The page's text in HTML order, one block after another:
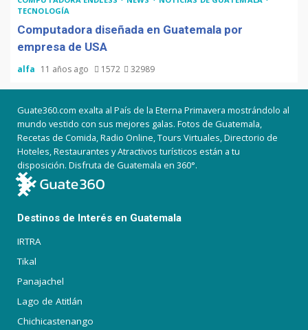
TECNOLOGÍA
Computadora diseñada en Guatemala por
empresa de USA
alfa 11 años ago 1572 32989
Guate360.com exalta al País de la Eterna Primavera mostrándolo al
mundo vestido con sus mejores galas. Fotos de Guatemala,
Recetas de Comida, Radio Online, Tours Virtuales, Directorio de
Hoteles, Restaurantes y Atractivos turísticos están a tu
disposición. Disfruta de Guatemala en 360°.
Destinos de Interés en Guatemala
IRTRA
Tikal
Panajachel
Lago de Atitlán
Chichicastenango